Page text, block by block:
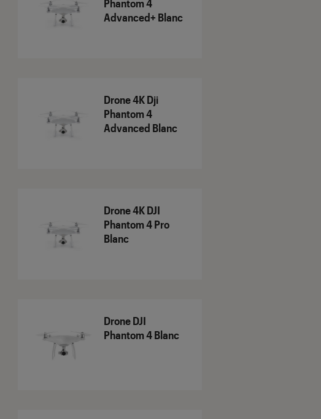
Phantom 4
Advanced+ Blanc
Drone 4K Dji
Phantom 4
Advanced Blanc
Drone 4K DJI
Phantom 4 Pro
Blanc
Drone DJI
Phantom 4 Blanc